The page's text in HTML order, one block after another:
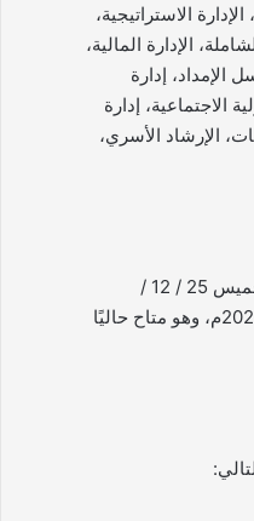
الاستراتيجية،
الإدارة المالية،
الإمداد، إدارة
الاجتماعية، إدارة
الإرشاد الأسري،
بدأ التقديم اعتبارًا من يوم الخميس 25 / 12 /
1447هـ، الموافق 11 / 06 / 2026م، وهو متاح حاليًا